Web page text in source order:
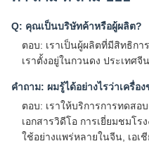
Q: คุณเป็นบริษัทค้าหรือผู้ผลิต?
ตอบ: เราเป็นผู้ผลิตที่มีสิทธิกา
เราตั้งอยู่ในกวนดง ประเทศจีน
คําถาม: ผมรู้ได้อย่างไรว่าเครื่
ตอบ: เราให้บริการการทดสอ
เอกสารวิดีโอ การเยี่ยมชมโ
ใช้อย่างแพร่หลายในจีน, เอเ